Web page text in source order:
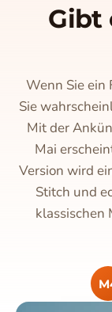
Gibt
Wenn Sie ein
Sie
Mit der
Mai
Version wird
Stitch und
klassischen